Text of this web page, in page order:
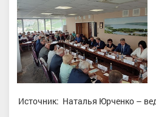
Источник: Наталья Юрченко –